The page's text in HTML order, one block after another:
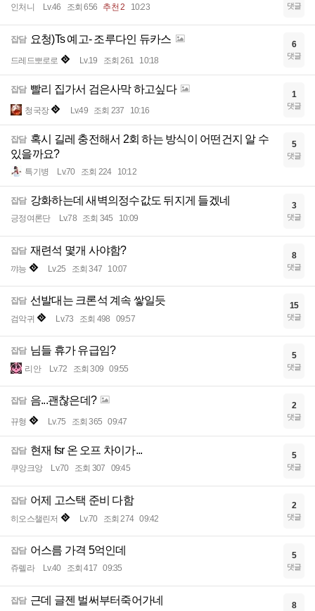
인처니 Lv.46 조회 656 추천 2 10:23 댓글
잡담 요청)Ts 예고- 조루다인 듀카스
드레드뽀로로 Lv.19 조회 261 10:18
6
댓글
잡담 빨리 집가서 검은사막 하고싶다
청국장 Lv.49 조회 237 10:16
1
댓글
잡담 혹시 길레 충전해서 2회 하는 방식이 어떤건지 알 수
있을까요?
특기병 Lv.70 조회 224 10:12
5
댓글
잡담 강화하는데 새벽의정수값도 뒤지게 들겠네
긍정여론단 Lv.78 조회 345 10:09
3
댓글
잡담 재련석 몇개 사야함?
꺄능 Lv.25 조회 347 10:07
8
댓글
잡담 선발대는 크론석 계속 쌓일듯
검악귀 Lv.73 조회 498 09:57
15
댓글
잡담 님들 휴가 유급임?
리안 Lv.72 조회 309 09:55
5
댓글
잡담 음...괜찮은데?
뀨형 Lv.75 조회 365 09:47
2
댓글
잡담 현재 fsr 온 오프 차이가...
쿠앙크앙 Lv.70 조회 307 09:45
5
댓글
잡담 어제 고스택 준비 다함
히오스챌린저 Lv.70 조회 274 09:42
2
댓글
잡담 어스름 가격 5억인데
쥬렐라 Lv.40 조회 417 09:35
5
댓글
잡담 근데 글젠 벌써부터죽어가네 8